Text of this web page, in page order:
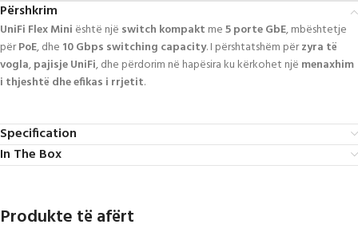
Përshkrim
UniFi Flex Mini është një switch kompakt me5 porte GbE, mbështetje
përPoE, dhe 10 Gbps switching capacity. I përshtatshëm përzyra të
vogla,pajisje UniFi, dhe përdorim në hapësira ku kërkohet një menaxhim
i thjeshtë dhe efikas i rrjetit.
Specification
In The Box
Produkte të afërt